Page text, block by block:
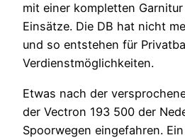
mit einer kompletten
Einsätze. Die DB hat nicht
und so entstehen für
Verdienstmöglichkeiten.
Etwas nach der
der Vectron 193 500 der
Spoorwegen eingefahren.